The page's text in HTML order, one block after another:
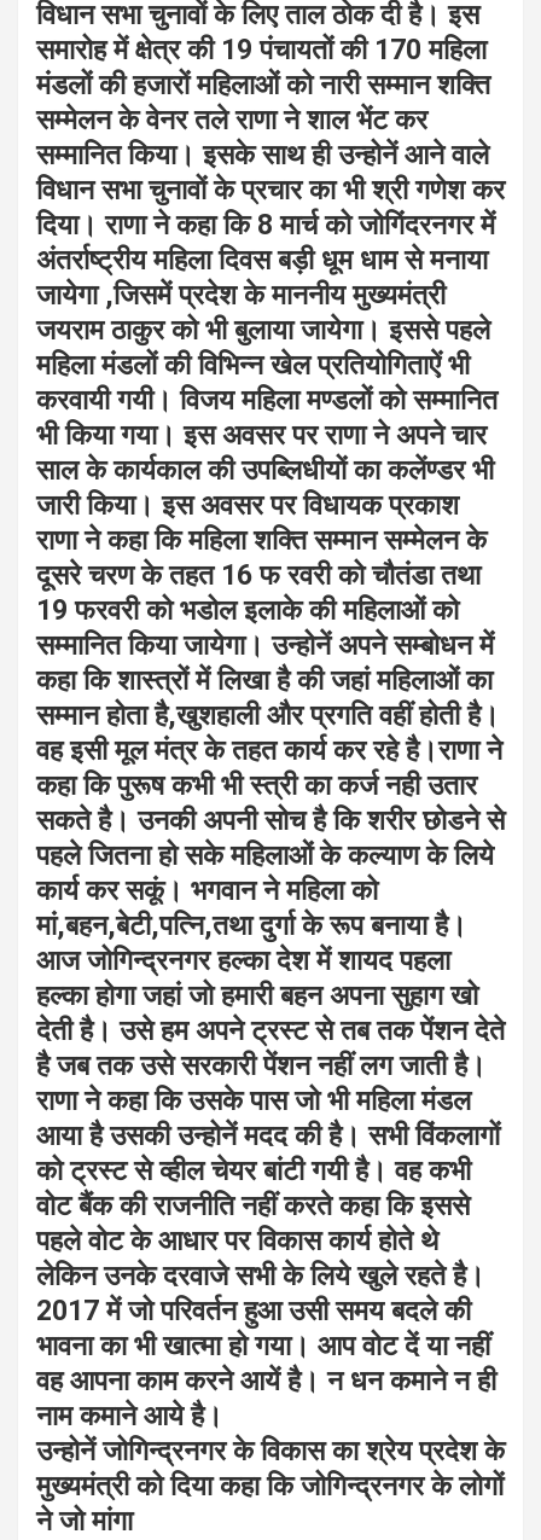
विधान सभा चुनावों के लिए ताल ठोक दी है। इस
समारोह में क्षेत्र की 19 पंचायतों की 170 महिला
मंडलों की हजारों महिलाओं को नारी सम्मान शक्ति
सम्मेलन के वेनर तले राणा ने शाल भेंट कर
सम्मानित किया। इसके साथ ही उन्होनें आने वाले
विधान सभा चुनावों के प्रचार का भी श्री गणेश कर
दिया। राणा ने कहा कि 8 मार्च को जोगिंदरनगर में
अंतर्राष्ट्रीय महिला दिवस बड़ी धूम धाम से मनाया
जायेगा ,जिसमें प्रदेश के माननीय मुख्यमंत्री
जयराम ठाकुर को भी बुलाया जायेगा। इससे पहले
महिला मंडलों की विभिन्न खेल प्रतियोगिताऐं भी
करवायी गयी। विजय महिला मण्डलों को सम्मानित
भी किया गया। इस अवसर पर राणा ने अपने चार
साल के कार्यकाल की उपब्लिधीयों का कलेंण्डर भी
जारी किया। इस अवसर पर विधायक प्रकाश
राणा ने कहा कि महिला शक्ति सम्मान सम्मेलन के
दूसरे चरण के तहत 16 फ रवरी को चौतंडा तथा
19 फरवरी को भडोल इलाके की महिलाओं को
सम्मानित किया जायेगा। उन्होनें अपने सम्बोधन में
कहा कि शास्त्रों में लिखा है की जहां महिलाओं का
सम्मान होता है,खुशहाली और प्रगति वहीं होती है।
वह इसी मूल मंत्र के तहत कार्य कर रहे है।राणा ने
कहा कि पुरूष कभी भी स्त्री का कर्ज नही उतार
सकते है। उनकी अपनी सोच है कि शरीर छोडने से
पहले जितना हो सके महिलाओं के कल्याण के लिये
कार्य कर सकूं। भगवान ने महिला को
मां,बहन,बेटी,पत्नि,तथा दुर्गा के रूप बनाया है।
आज जोगिन्द्रनगर हल्का देश में शायद पहला
हल्का होगा जहां जो हमारी बहन अपना सुहाग खो
देती है। उसे हम अपने ट्रस्ट से तब तक पेंशन देते
है जब तक उसे सरकारी पेंशन नहीं लग जाती है।
राणा ने कहा कि उसके पास जो भी महिला मंडल
आया है उसकी उन्होनें मदद की है। सभी विंकलागों
को ट्रस्ट से व्हील चेयर बांटी गयी है। वह कभी
वोट बैंक की राजनीति नहीं करते कहा कि इससे
पहले वोट के आधार पर विकास कार्य होते थे
लेकिन उनके दरवाजे सभी के लिये खुले रहते है।
2017 में जो परिवर्तन हुआ उसी समय बदले की
भावना का भी खात्मा हो गया। आप वोट दें या नहीं
वह आपना काम करने आयें है। न धन कमाने न ही
नाम कमाने आये है।
उन्होनें जोगिन्द्रनगर के विकास का श्रेय प्रदेश के
मुख्यमंत्री को दिया कहा कि जोगिन्द्रनगर के लोगों
ने जो मांगा